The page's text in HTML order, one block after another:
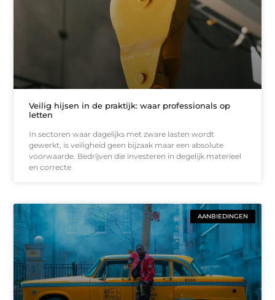
Veilig hijsen in de praktijk: waar professionals op
letten
In sectoren waar dagelijks met zware lasten wordt
gewerkt, is veiligheid geen bijzaak maar een absolute
voorwaarde. Bedrijven die investeren in degelijk materieel
en correcte
AANBIEDINGEN